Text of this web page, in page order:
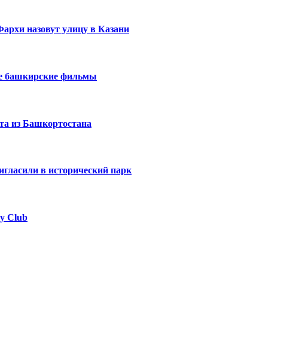
назовут улицу в Казани
башкирские фильмы
из Башкортостана
в исторический парк
Club